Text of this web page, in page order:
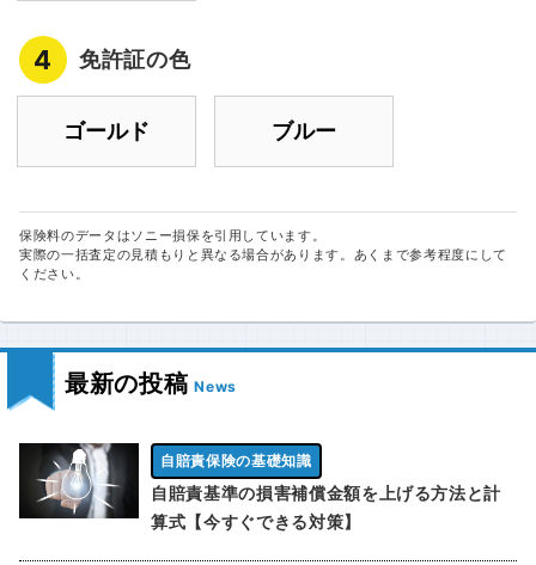
4 免許証の色
ゴールド ブルー
保険料のデータはソニー損保を引用しています。
実際の一括査定の見積もりと異なる場合があります。あくまで参考程度にして
ください。
最新の投稿 News
自賠責保険の基礎知識
自賠責基準の損害補償金額を上げる方法と計
算式【今すぐできる対策】